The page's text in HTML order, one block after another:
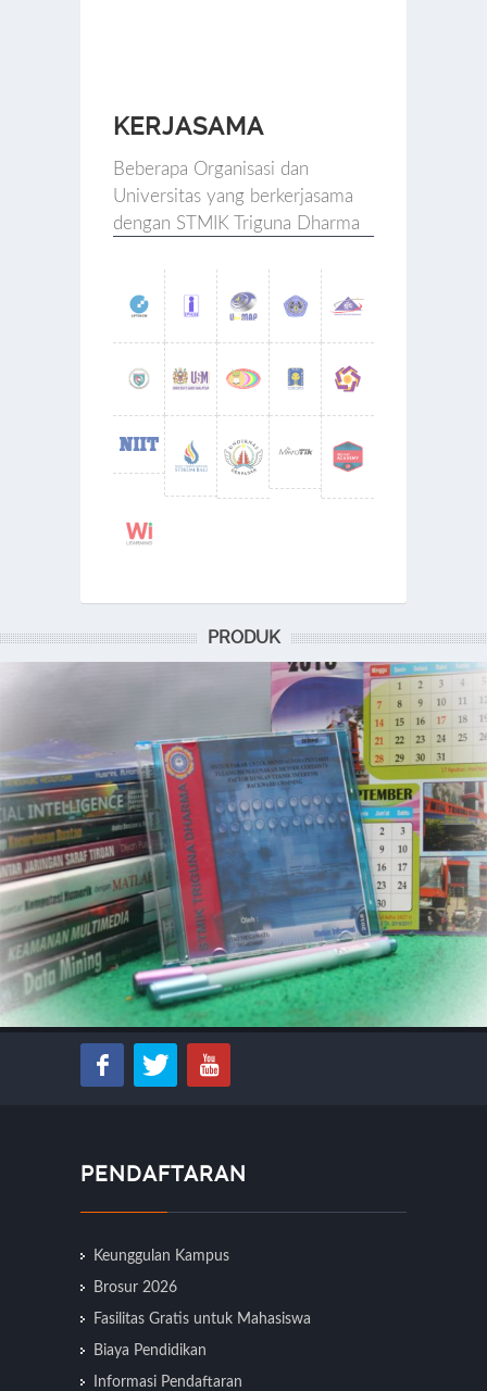
KERJASAMA
Beberapa Organisasi dan
Universitas yang berkerjasama
dengan STMIK Triguna Dharma
PRODUK
PENDAFTARAN
Keunggulan Kampus
Brosur 2026
Fasilitas Gratis untuk Mahasiswa
Biaya Pendidikan
Informasi Pendaftaran